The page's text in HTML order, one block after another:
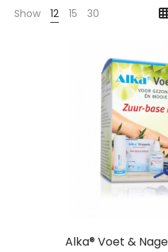
Show 12 15 30
Alka® Voet &